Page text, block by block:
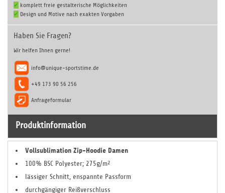
✔ komplett freie gestalterische Möglichkeiten
✔ Design und Motive nach exakten Vorgaben
Haben Sie Fragen?
Wir helfen Ihnen gerne!
info@unique-sportstime.de
+49 173 90 56 256
Anfrageformular
Produktinformation
Vollsublimation Zip-Hoodie Damen
100% BSC Polyester; 275g/m²
lässiger Schnitt, enspannte Passform
durchgängiger Reißverschluss